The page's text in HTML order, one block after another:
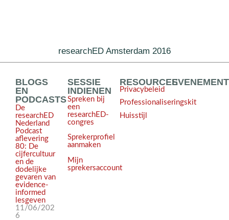
researchED Amsterdam 2016
BLOGS
EN
PODCASTS
De
researchED
Nederland
Podcast
aflevering
80: De
cijfercultuur
en de
dodelijke
gevaren van
evidence-
informed
lesgeven
11/06/202
6
SESSIE
INDIENEN
Spreken bij
een
researchED-
congres
Sprekerprofiel
aanmaken
Mijn
sprekersaccount
RESOURCES
Privacybeleid
Professionaliseringskit
Huisstijl